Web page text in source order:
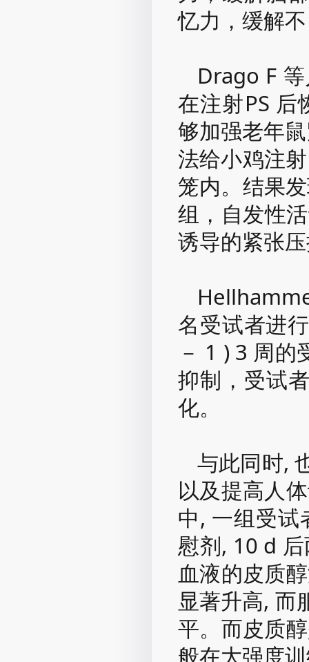
忆力，缓解
Drago F
在注射PS 后
够加强老年
法给小鸡注
笼内。结果
组，自发性
诱导的紧张
名受试者进
－ 1 ) 3 周
抑制，受试
化。
与此同时,
以及提高人
中, 一组受试
慰剂, 10 d
血液的皮质
显著升高, 而
平。而皮质
般在大强度